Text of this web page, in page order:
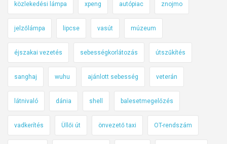
közlekedési lámpa xpeng autópiac znojmo
jelzőlámpa lipcse vasút múzeum
éjszakai vezetés sebességkorlátozás útszűkítés
sanghaj wuhu ajánlott sebesség veterán
látnivaló dánia shell balesetmegelőzés
vadkerítés Üllői út önvezető taxi OT-rendszám